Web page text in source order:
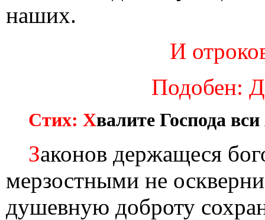
наших.
И
Подобен: Д
Стих: Хвалите Господа
Законов держащеся
мерзостными не
душевную доброту